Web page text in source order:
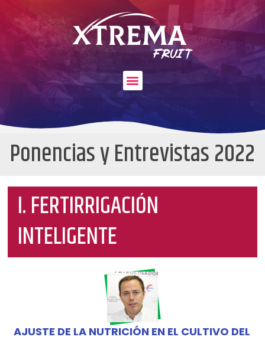
Ponencias y Entrevistas 2022
I. FERTIRRIGACIÓN
INTELIGENTE
AJUSTE DE LA NUTRICIÓN EN EL CULTIVO DEL